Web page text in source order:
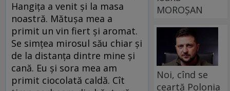
Hangiţa a venit şi la masa
noastră. Mătuşa mea a
primit un vin fiert şi aromat.
Se simţea mirosul său chiar şi
de la distanţa dintre mine şi
cană. Eu şi sora mea am
primit ciocolată caldă. Cît
MOROȘAN
Noi, cînd se
ceartă Polonia